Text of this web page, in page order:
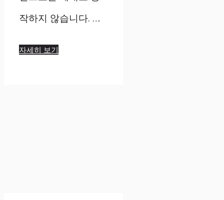
작하지 않습니다. …
자세히 보기